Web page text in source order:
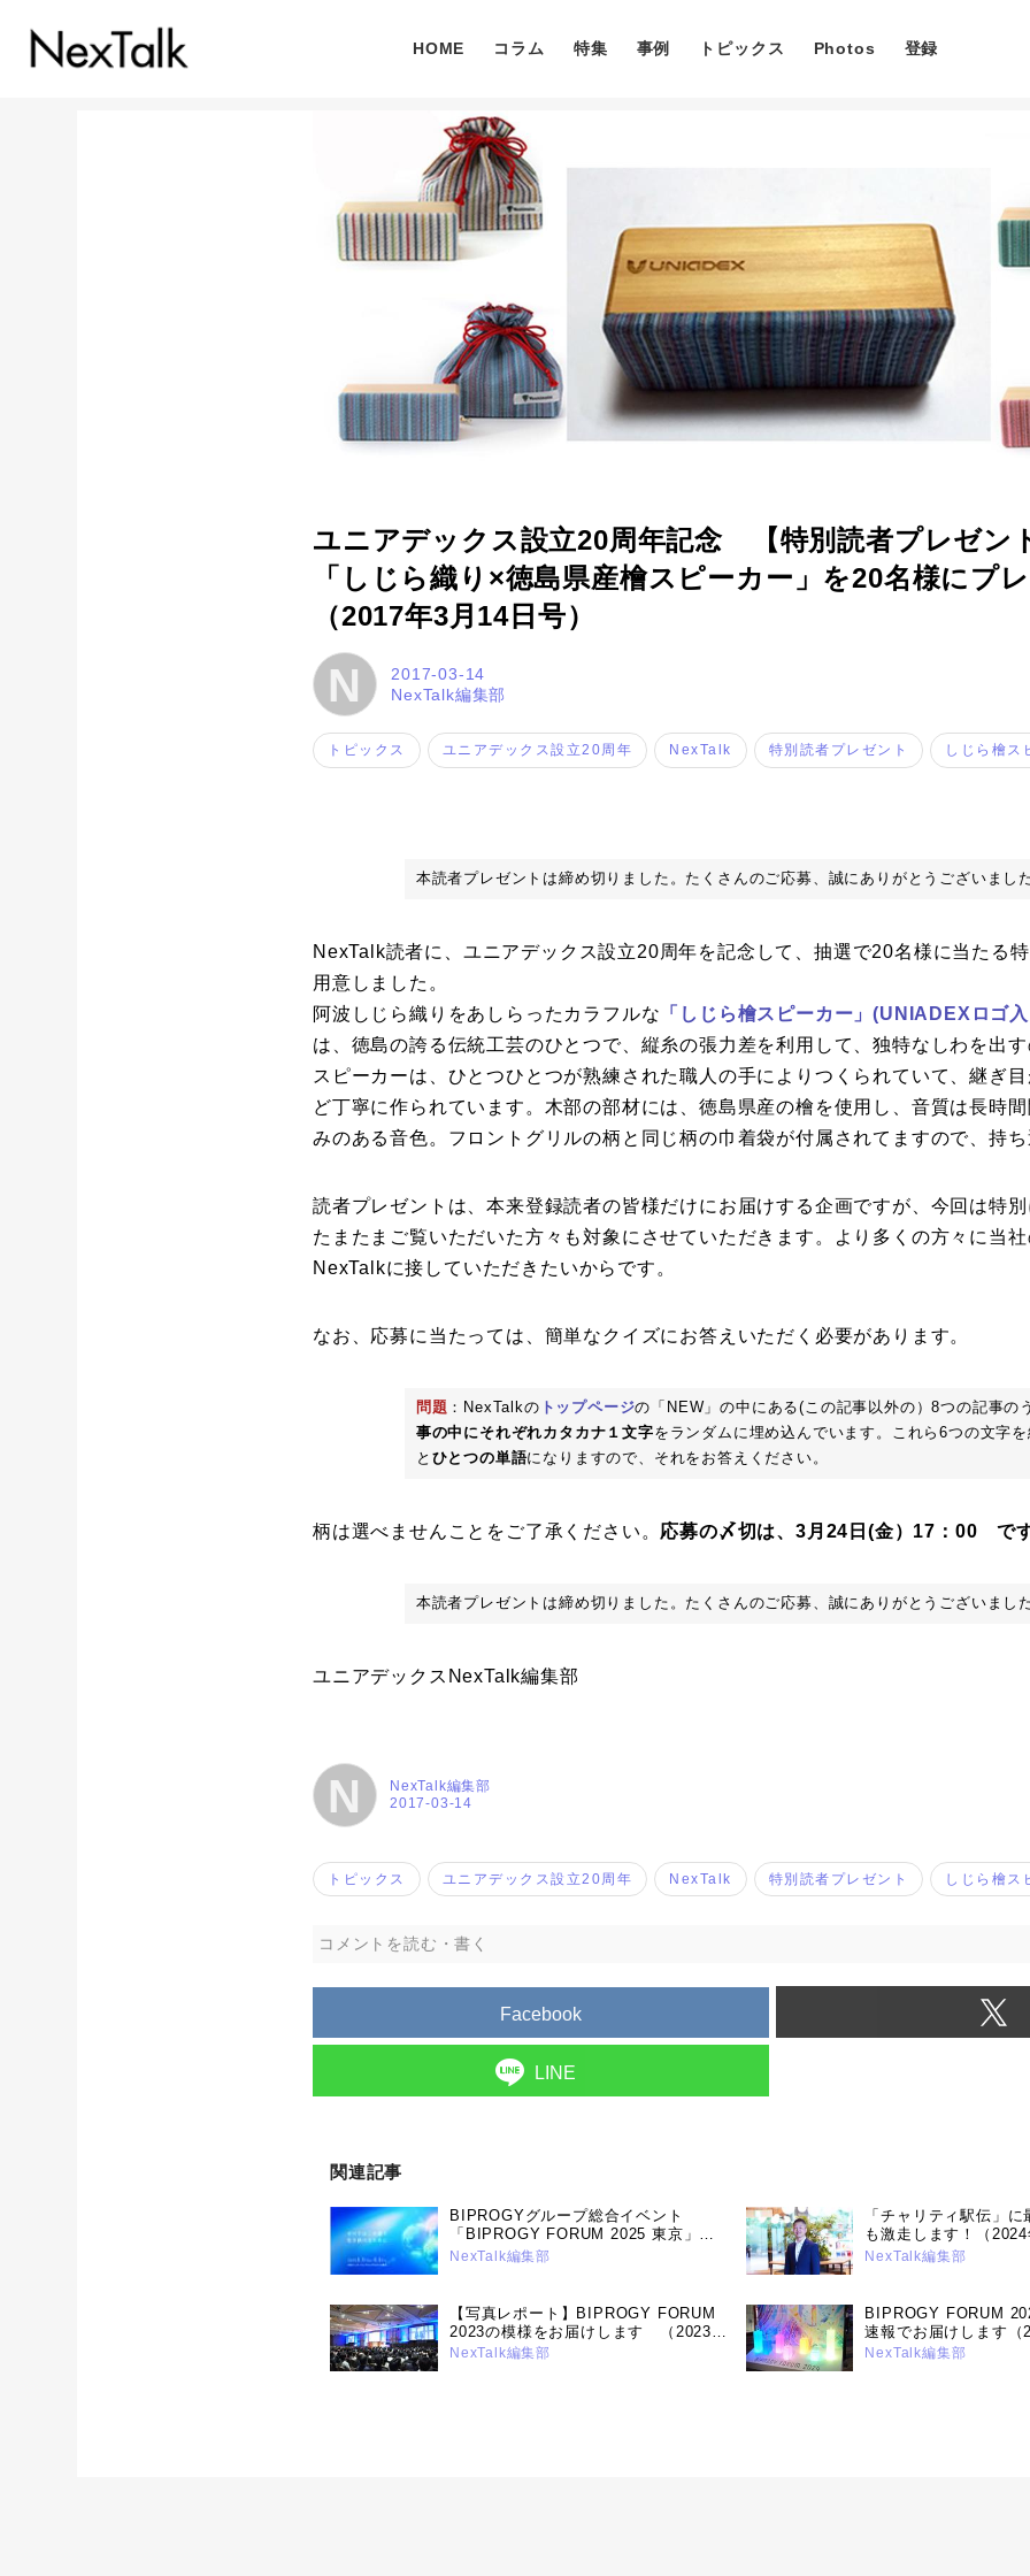
特集
Photos
HOME コラム 特集 事例 トピックス Photos 登録
ユニアデックス設立20周年記念 【特別読者プレゼン
「しじら織り×徳島県産檜スピーカー」を20名様にプ
（2017年3月14日号）
N
2017-03-14
NexTalk編集部
トピックス ユニアデックス設立20周年 NexTalk 特別読者プレゼント しじら檜ス
本読者プレゼントは締め切りました。たくさんのご応募、誠にありがとうございました
NexTalk読者に、ユニアデックス設立20周年を記念して、抽選で20名様に当たる
用意しました。
阿波しじら織りをあしらったカラフルな 「しじら檜スピーカー」(UNIADEXロゴ入
は、徳島の誇る伝統工芸のひとつで、縦糸の張力差を利用して、独特なしわを出
スピーカーは、ひとつひとつが熟練された職人の手によりつくられていて、継ぎ
ど丁寧に作られています。木部の部材には、徳島県産の檜を使用し、音質は長時
みのある音色。フロントグリルの柄と同じ柄の巾着袋が付属されてますので、持ち
読者プレゼントは、本来登録読者の皆様だけにお届けする企画ですが、今回は特
たまたまご覧いただいた方々も対象にさせていただきます。より多くの方々に当
NexTalkに接していただきたいからです。
なお、応募に当たっては、簡単なクイズにお答えいただく必要があります。
問題 ：NexTalkの トップページの「NEW」の中にある(この記事以外の）8つの記事の
事の中にそれぞれカタカナ１文字をランダムに埋め込んでいます。これら6つの文字
と ひとつの単語になりますので、それをお答えください。
柄は選べませんことをご了承ください。 応募の〆切は、3月24日(金）17：00 です
本読者プレゼントは締め切りました。たくさんのご応募、誠にありがとうございました
ユニアデックスNexTalk編集部
N 2017-03-14
NexTalk編集部
トピックス ユニアデックス設立20周年 NexTalk 特別読者プレゼント しじら檜ス
コメントを読む・書く
Facebook
LINE
関連記事
BIPROGYグループ総合イベント
「BIPROGY FORUM 2025 東京」を
開催 ～ユニアデックスの講演と展示
NexTalk編集部
「チャリティ駅伝」
も激走します！（2024
NexTalk編集部
【写真レポート】BIPROGY FORUM
2023の模様をお届けします （2023年
6月26日号）
NexTalk編集部
BIPROGY FORUM
速報でお届けします（
号）
NexTalk編集部